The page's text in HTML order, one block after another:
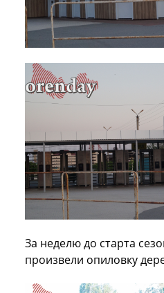
За неделю до старта
произвели опиловку